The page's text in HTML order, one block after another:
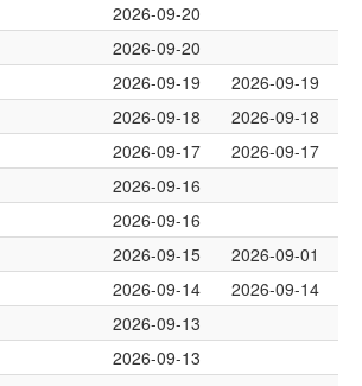
2026-09-20
2026-09-20
2026-09-19
2026-09-19
2026-09-18
2026-09-18
2026-09-17
2026-09-17
2026-09-16
2026-09-16
2026-09-15
2026-09-01
2026-09-14
2026-09-14
2026-09-13
2026-09-13